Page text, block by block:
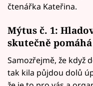
čtenářka Kateřina.
Mýtus č. 1:
skutečně pomáhá
Samozřejmě, že když
tak kila půjdou dolů